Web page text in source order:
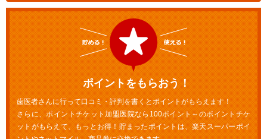
ポイントをもらおう！
歯医者さんに行って口コミ・評判を書くとポイントがもらえます！
さらに、ポイントチケット加盟医院なら100ポイント～のポイントチケ
ットがもらえて、もっとお得！貯まったポイントは、楽天スーパーポイ